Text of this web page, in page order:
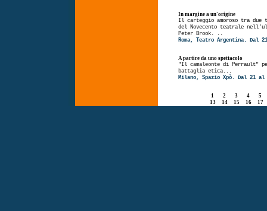
In margine a un'origine
Il carteggio amoroso tra due
del Novecento teatrale
Peter Brook. ..
Roma, Teatro Argentina. Dal
A partire da uno spettacolo
"Il camaleonte di Perrault"
battaglia etica...
Milano, Spazio Xpò. Dal 21
1 2 3 4
5
13
14 15 16 17